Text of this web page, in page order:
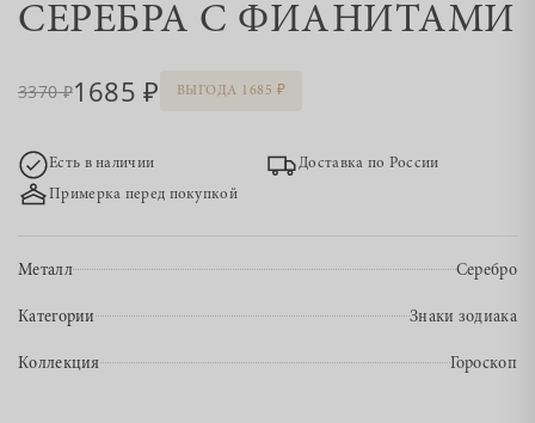
СЕРЕБРА С ФИАНИТАМИ
3370 1685 ВЫГОДА 1685
Есть в наличии
Доставка по России
Примерка перед покупкой
Металл Серебро
Категории Знаки зодиака
Коллекция Гороскоп